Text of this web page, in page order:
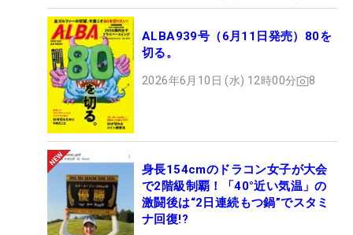
ALBA939号（6月11日発売）80を
切る。
2026年6月10日 (水) 12時00分 8
身長154cmのドラコン女子が大会
で2階級制覇！「40°近い気温」の
激闘後は“2日連続もつ鍋”でスタミ
ナ回復!?